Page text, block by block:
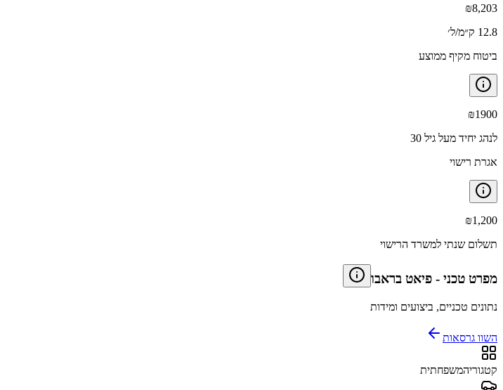
₪8,203
12.8 ק״מ/ל׳
ביטוח מקיף ממוצע
₪1900
לנהג יחיד מעל גיל 30
אגרת רישוי
₪1,200
תשלום שנתי למשרד הרישוי
מפרט טכני - פיאט בראבו
נתונים טכניים, ביצועים ומידות
השוו גרסאות
קטגוריהמשפחתית